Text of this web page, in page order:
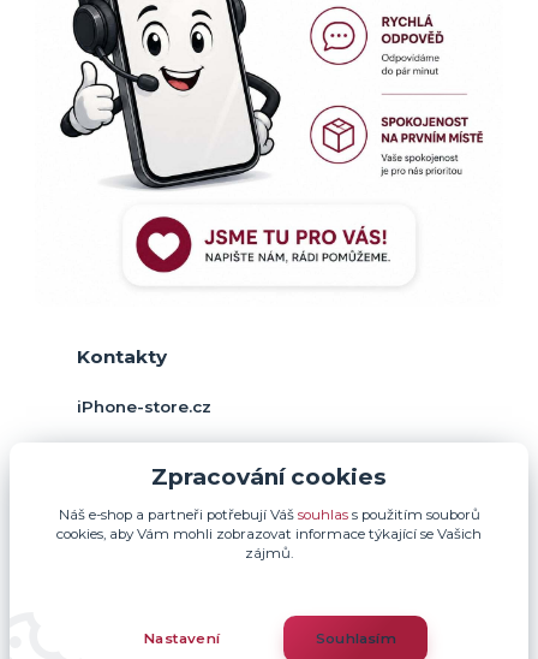
Kontakty
iPhone-store.cz
(Po-Pá, 9-17 hod.)
info@iphone-store.cz
Zpracování cookies
Náš e-shop a partneři potřebují Váš souhlass použitím souborů
cookies, aby Vám mohli zobrazovat informace týkající se Vašich
zájmů.
Nastavení Souhlasím